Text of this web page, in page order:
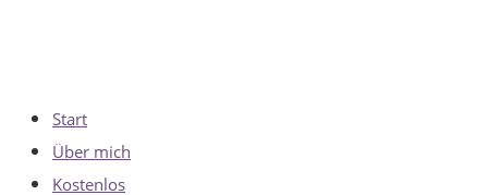
Start
Über mich
Kostenlos